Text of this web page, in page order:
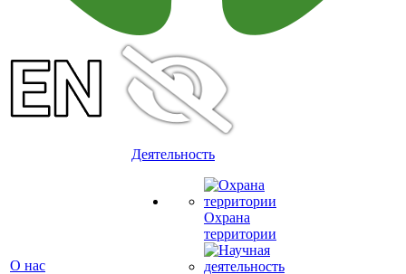
О нас
Деятельность
Охрана
территории